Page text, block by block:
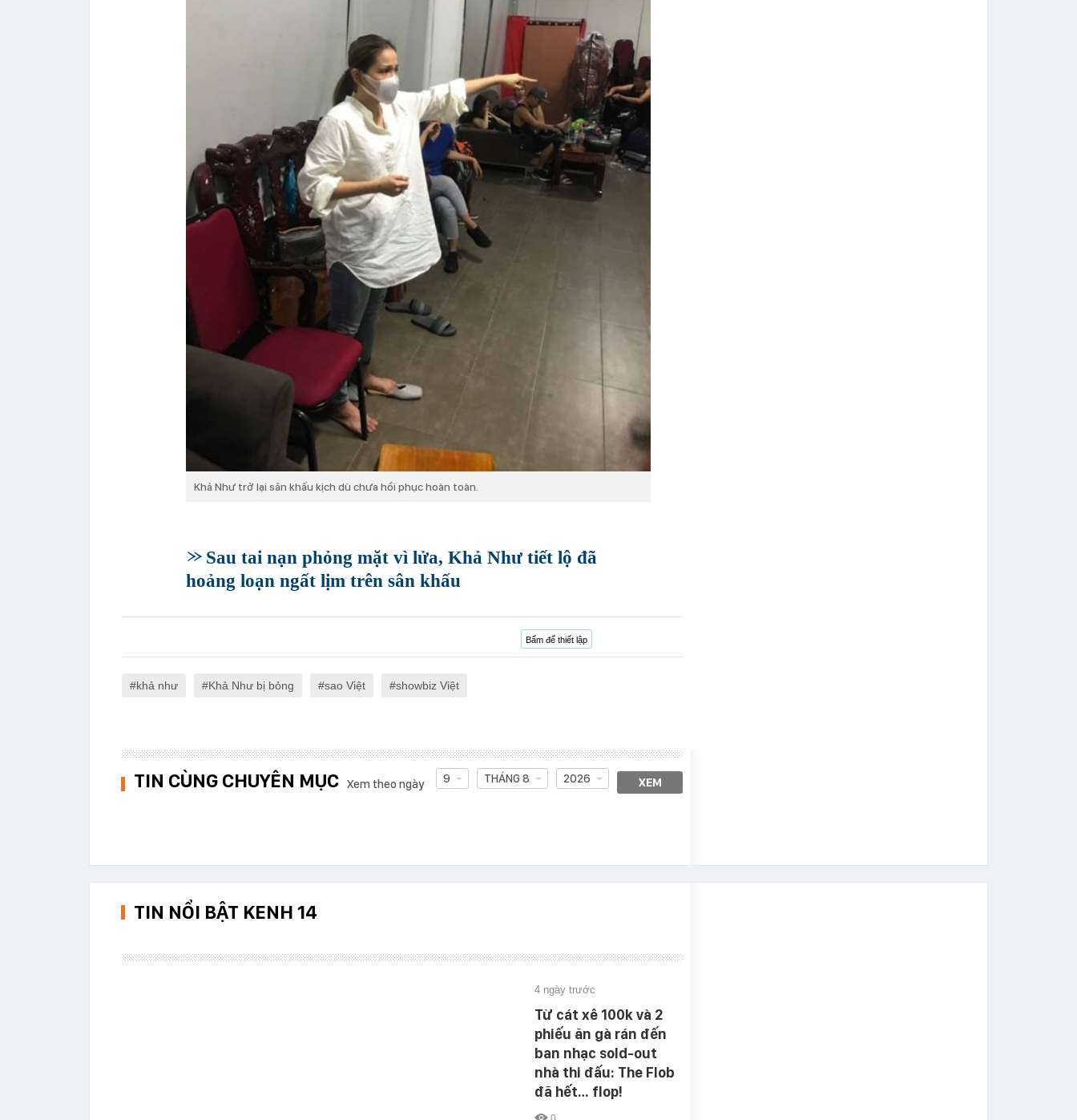
Khả Như trở lại sân khấu kịch dù chưa hồi phục hoàn toàn.
Sau tai nạn phỏng mặt vì lửa, Khả Như tiết lộ đã
hoảng loạn ngất lịm trên sân khấu
Bấm để thiết lập
khả như Khả Như bị bỏng sao Việt showbiz Việt
TIN CÙNG CHUYÊN MỤC Xem theo ngày 9 THÁNG 8 2026 XEM
TIN NỔI BẬT KENH 14
4 ngày trước
Từ cát xê 100k và 2
phiếu ăn gà rán đến
ban nhạc sold-out
nhà thi đấu: The Flob
đã hết… flop!